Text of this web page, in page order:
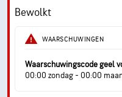
Windstoten
Vochtigheid
Dauwpunt
Bewolkt
WAARSCHUWINGEN
Waarschuwingscode geel
00:00 zondag - 00:00